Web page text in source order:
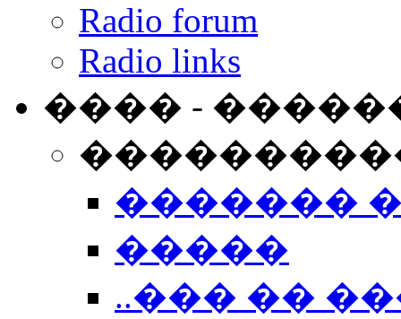
Radio forum
Radio links
���� -
�������
�����
..��� ��